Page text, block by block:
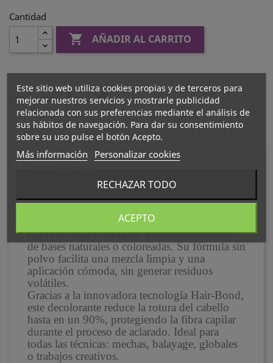
Cantidad
 AÑADIR AL CARRITO
Compartir
decolorante profesional de alto rendimiento,
capaz de aclarar hasta 9+ niveles en todo tipo
de bases naturales o coloreadas. Su fórmula sin
polvo facilita una mezcla limpia y una
aplicación cómoda, sin generar residuos
volátiles.
Gracias a la innovadora tecnología Hair-Bond,
este decolorante reduce la rotura del cabello
hasta en un 90%, protegiendo la fibra capilar
durante el proceso de aclarado. Ideal para
todas las técnicas: mechas, balayage, globales
o trabajos creativos.
Este sitio web utiliza cookies propias y de terceros para
mejorar nuestros servicios y mostrarle publicidad
relacionada con sus preferencias mediante el análisis de
sus hábitos de navegación. Para dar su consentimiento
sobre su uso pulse el botón Acepto.
Más información Personalizar cookies
RECHAZAR TODO
ACEPTO